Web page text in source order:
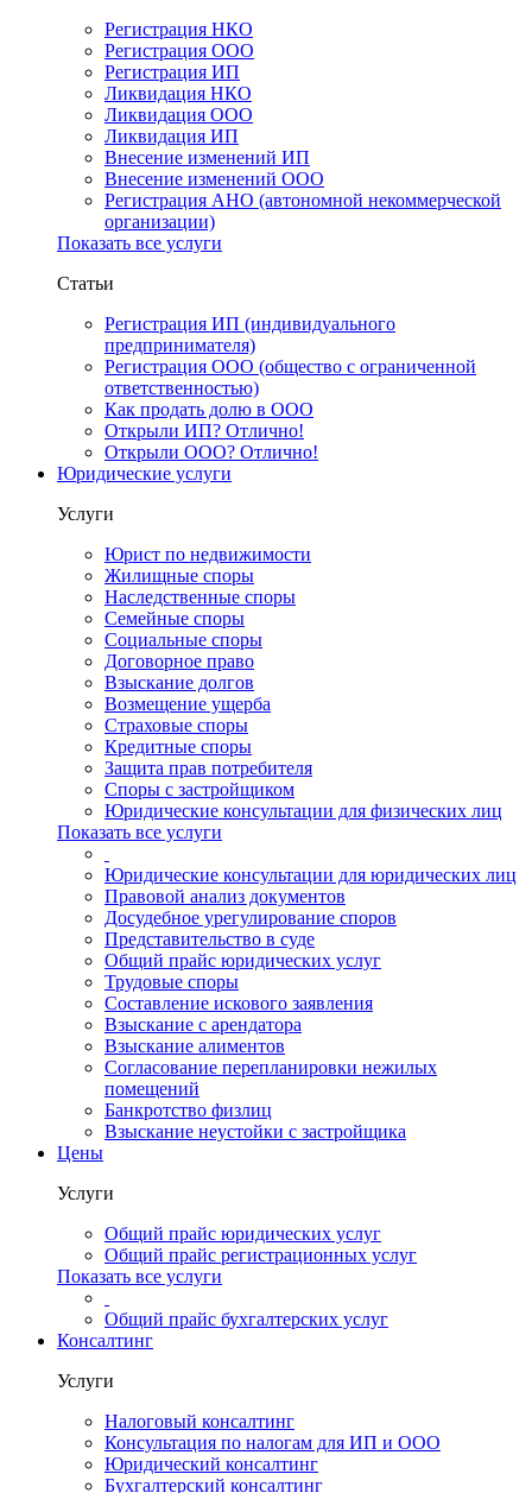
Регистрация НКО
Регистрация ООО
Регистрация ИП
Ликвидация НКО
Ликвидация ООО
Ликвидация ИП
Внесение изменений ИП
Внесение изменений ООО
Регистрация АНО (автономной некоммерческой
организации)
Показать все услуги
Статьи
Регистрация ИП (индивидуального
предпринимателя)
Регистрация ООО (общество с ограниченной
ответственностью)
Как продать долю в ООО
Открыли ИП? Отлично!
Открыли ООО? Отлично!
Юридические услуги
Услуги
Юрист по недвижимости
Жилищные споры
Наследственные споры
Семейные споры
Социальные споры
Договорное право
Взыскание долгов
Возмещение ущерба
Страховые споры
Кредитные споры
Защита прав потребителя
Споры с застройщиком
Юридические консультации для физических лиц
Показать все услуги
Юридические консультации для юридических лиц
Правовой анализ документов
Досудебное урегулирование споров
Представительство в суде
Общий прайс юридических услуг
Трудовые споры
Составление искового заявления
Взыскание с арендатора
Взыскание алиментов
Cогласование перепланировки нежилых
помещений
Банкротство физлиц
Взыскание неустойки с застройщика
Цены
Услуги
Общий прайс юридических услуг
Общий прайс регистрационных услуг
Показать все услуги
Общий прайс бухгалтерских услуг
Консалтинг
Услуги
Налоговый консалтинг
Консультация по налогам для ИП и ООО
Юридический консалтинг
Бухгалтерский консалтинг